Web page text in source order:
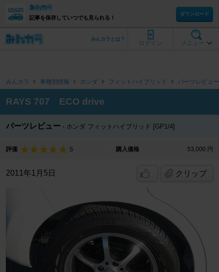
記事を保存していつでも見られる！
ダウンロード
メニュー
ログイン
みんカラとは？
みんカラ 車種別情報 ホンダ フィットハイブリッド パーツレビュー
RAYS 707 ECO drive
パーツレビュー ホンダ フィットハイブリッド [GP1/4]
評価 5 購入価格 53,000 円
2011年1月5日 クリップ